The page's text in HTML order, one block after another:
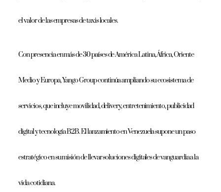
el valor de las empresas de taxis locales.
Con presencia en más de 30 países de América Latina, África, Oriente
Medio y Europa, Yango Group continúa ampliando su ecosistema de
servicios, que incluye movilidad, delivery, entretenimiento, publicidad
digital y tecnología B2B. El lanzamiento en Venezuela supone un paso
estratégico en su misión de llevar soluciones digitales de vanguardia a la
vida cotidiana.